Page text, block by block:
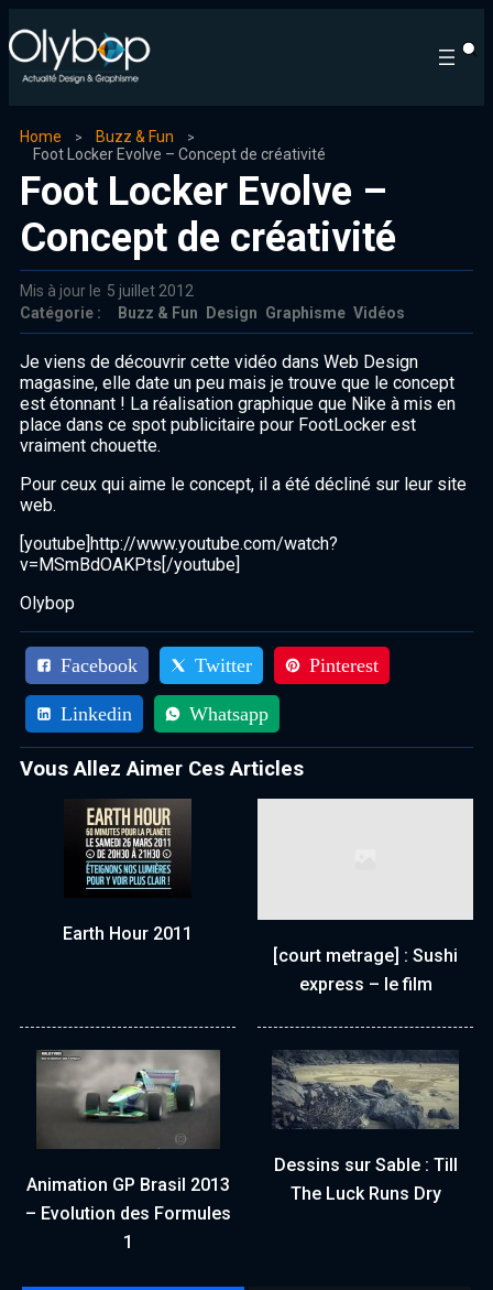
Home
Buzz & Fun
Foot Locker Evolve – Concept de créativité
Foot Locker Evolve –
Concept de créativité
Mis à jour le 5 juillet 2012
Catégorie :
Buzz & Fun Design Graphisme Vidéos
Je viens de découvrir cette vidéo dans Web Design
magasine, elle date un peu mais je trouve que le concept
est étonnant ! La réalisation graphique que Nike à mis en
place dans ce spot publicitaire pour FootLocker est
vraiment chouette.
Pour ceux qui aime le concept, il a été décliné sur leur site
web.
[youtube]http://www.youtube.com/watch?
v=MSmBdOAKPts[/youtube]
Olybop
Facebook Twitter Pinterest
Linkedin Whatsapp
Vous Allez Aimer Ces Articles
Earth Hour 2011
[court metrage] : Sushi
express – le film
Animation GP Brasil 2013
– Evolution des Formules
1
Dessins sur Sable : Till
The Luck Runs Dry